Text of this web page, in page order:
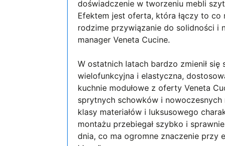
doświadczenie w tworzeniu mebli
Efektem jest oferta, która łączy to
rodzime przywiązanie do solidności i
manager Veneta Cucine.
W ostatnich latach bardzo zmienił
wielofunkcyjna i elastyczna,
kuchnie modułowe z oferty Veneta
sprytnych schowków i
klasy materiałów i luksusowego
montażu przebiegał szybko i
dnia, co ma ogromne znaczenie przy